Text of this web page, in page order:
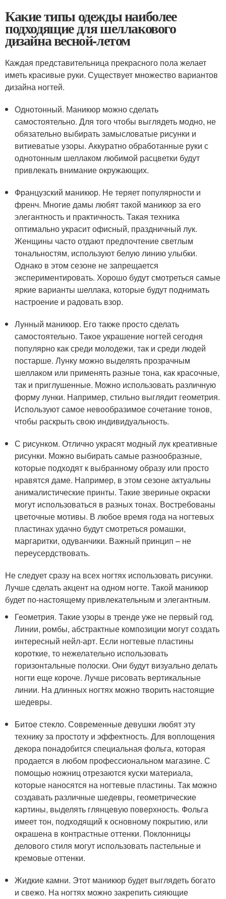
Какие типы одежды наиболее
подходящие для шеллакового
дизайна весной-летом
Каждая представительница прекрасного пола желает
иметь красивые руки. Существует множество вариантов
дизайна ногтей.
Однотонный. Маникюр можно сделать
самостоятельно. Для того чтобы выглядеть модно, не
обязательно выбирать замысловатые рисунки и
витиеватые узоры. Аккуратно обработанные руки с
однотонным шеллаком любимой расцветки будут
привлекать внимание окружающих.
Французский маникюр. Не теряет популярности и
френч. Многие дамы любят такой маникюр за его
элегантность и практичность. Такая техника
оптимально украсит офисный, праздничный лук.
Женщины часто отдают предпочтение светлым
тональностям, используют белую линию улыбки.
Однако в этом сезоне не запрещается
экспериментировать. Хорошо будут смотреться самые
яркие варианты шеллака, которые будут поднимать
настроение и радовать взор.
Лунный маникюр. Его также просто сделать
самостоятельно. Такое украшение ногтей сегодня
популярно как среди молодежи, так и среди людей
постарше. Лунку можно выделять прозрачным
шеллаком или применять разные тона, как красочные,
так и приглушенные. Можно использовать различную
форму лунки. Например, стильно выглядит геометрия.
Используют самое невообразимое сочетание тонов,
чтобы раскрыть свою индивидуальность.
С рисунком. Отлично украсят модный лук креативные
рисунки. Можно выбирать самые разнообразные,
которые подходят к выбранному образу или просто
нравятся даме. Например, в этом сезоне актуальны
анималистические принты. Такие звериные окраски
могут использоваться в разных тонах. Востребованы
цветочные мотивы. В любое время года на ногтевых
пластинах удачно будут смотреться ромашки,
маргаритки, одуванчики. Важный принцип – не
переусердствовать.
Не следует сразу на всех ногтях использовать рисунки.
Лучше сделать акцент на одном ногте. Такой маникюр
будет по-настоящему привлекательным и элегантным.
Геометрия. Такие узоры в тренде уже не первый год.
Линии, ромбы, абстрактные композиции могут создать
интересный нейл-арт. Если ногтевые пластины
короткие, то нежелательно использовать
горизонтальные полоски. Они будут визуально делать
ногти еще короче. Лучше рисовать вертикальные
линии. На длинных ногтях можно творить настоящие
шедевры.
Битое стекло. Современные девушки любят эту
технику за простоту и эффектность. Для воплощения
декора понадобится специальная фольга, которая
продается в любом профессиональном магазине. С
помощью ножниц отрезаются куски материала,
которые наносятся на ногтевые пластины. Так можно
создавать различные шедевры, геометрические
картины, выделять глянцевую поверхность. Фольга
имеет тон, подходящий к основному покрытию, или
окрашена в контрастные оттенки. Поклонницы
делового стиля могут использовать пастельные и
кремовые оттенки.
Жидкие камни. Этот маникюр будет выглядеть богато
и свежо. На ногтях можно закрепить сияющие